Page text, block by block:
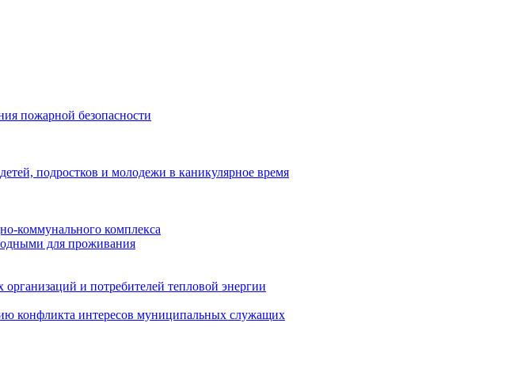
пожарной безопасности
подростков и молодежи в каникулярное время
коммунального комплекса
для проживания
и потребителей тепловой энергии
конфликта интересов муниципальных служащих